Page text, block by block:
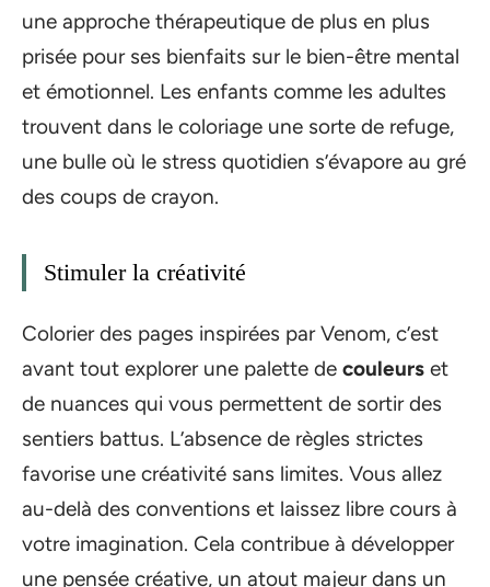
une approche thérapeutique de plus en plus
prisée pour ses bienfaits sur le bien-être mental
et émotionnel. Les enfants comme les adultes
trouvent dans le coloriage une sorte de refuge,
une bulle où le stress quotidien s’évapore au gré
des coups de crayon.
Stimuler la créativité
Colorier des pages inspirées par Venom, c’est
avant tout explorer une palette de couleurs et
de nuances qui vous permettent de sortir des
sentiers battus. L’absence de règles strictes
favorise une créativité sans limites. Vous allez
au-delà des conventions et laissez libre cours à
votre imagination. Cela contribue à développer
une pensée créative, un atout majeur dans un